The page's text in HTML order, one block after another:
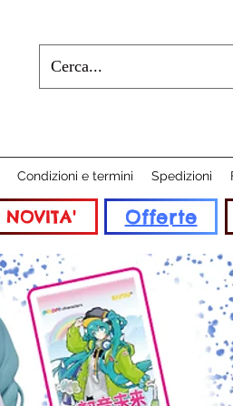
Condizioni e termini Spedizioni
NOVITA' Offerte